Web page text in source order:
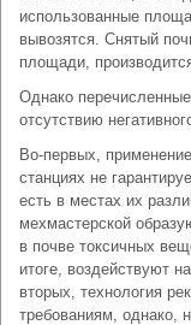
использованные
вывозятся. Снятый
площади,
Однако
отсутствию
Во-первых,
станциях не
есть в местах их
мехмастерской
в почве токсичных
итоге, воздействуют
вторых, технология
требованиям, однако,